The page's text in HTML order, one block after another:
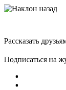
Рассказать
Подписаться на